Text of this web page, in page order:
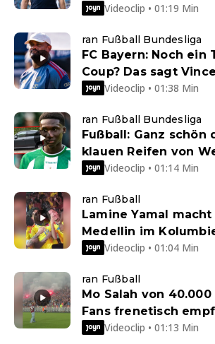
Videoclip • 01:19 Min
ran Fußball Bundesliga
FC Bayern: Noch ein
Coup? Das sagt
Videoclip • 01:38 Min
ran Fußball Bundesliga
Fußball: Ganz schön
klauen Reifen von
Videoclip • 01:14 Min
ran Fußball
Lamine Yamal
Medellin im
Videoclip • 01:04 Min
ran Fußball
Mo Salah von
Fans frenetisch
Videoclip • 01:13 Min